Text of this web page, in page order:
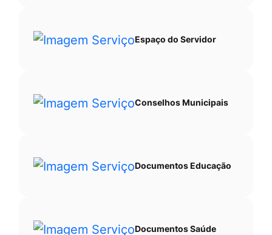
Espaço do Servidor
Conselhos Municipais
Documentos Educação
Documentos Saúde